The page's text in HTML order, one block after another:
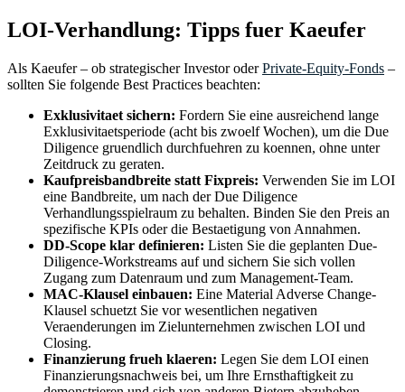
LOI-Verhandlung: Tipps fuer Kaeufer
Als Kaeufer – ob strategischer Investor oder Private-Equity-Fonds –
sollten Sie folgende Best Practices beachten:
Exklusivitaet sichern: Fordern Sie eine ausreichend lange
Exklusivitaetsperiode (acht bis zwoelf Wochen), um die Due
Diligence gruendlich durchfuehren zu koennen, ohne unter
Zeitdruck zu geraten.
Kaufpreisbandbreite statt Fixpreis: Verwenden Sie im LOI
eine Bandbreite, um nach der Due Diligence
Verhandlungsspielraum zu behalten. Binden Sie den Preis an
spezifische KPIs oder die Bestaetigung von Annahmen.
DD-Scope klar definieren: Listen Sie die geplanten Due-
Diligence-Workstreams auf und sichern Sie sich vollen
Zugang zum Datenraum und zum Management-Team.
MAC-Klausel einbauen: Eine Material Adverse Change-
Klausel schuetzt Sie vor wesentlichen negativen
Veraenderungen im Zielunternehmen zwischen LOI und
Closing.
Finanzierung frueh klaeren: Legen Sie dem LOI einen
Finanzierungsnachweis bei, um Ihre Ernsthaftigkeit zu